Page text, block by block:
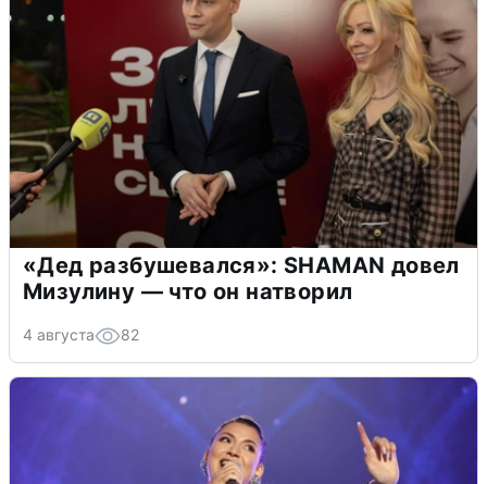
«Дед разбушевался»: SHAMAN довел
Мизулину — что он натворил
4 августа 82